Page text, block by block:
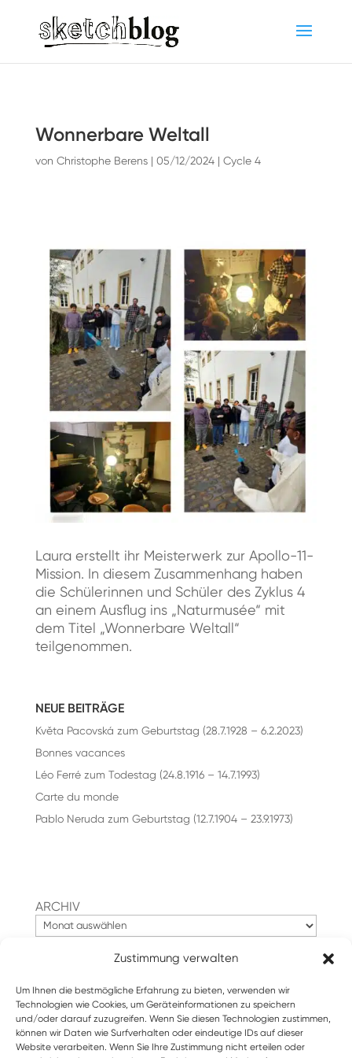
Zustimmung verwalten
Um Ihnen die bestmögliche Erfahrung zu bieten, verwenden wir
Technologien wie Cookies, um Geräteinformationen zu speichern
und/oder darauf zuzugreifen. Wenn Sie diesen Technologien zustimmen,
können wir Daten wie Surfverhalten oder eindeutige IDs auf dieser
Website verarbeiten. Wenn Sie Ihre Zustimmung nicht erteilen oder
Wonnerbare Weltall
von Christophe Berens| 05/12/2024| Cycle 4
Laura erstellt ihr Meisterwerk zur Apollo-11-
Mission. In diesem Zusammenhang haben
die Schülerinnen und Schüler des Zyklus 4
an einem Ausflug ins „Naturmusée“ mit
dem Titel „Wonnerbare Weltall“
teilgenommen.
NEUE BEITRÄGE
Květa Pacovská zum Geburtstag (28.7.1928 – 6.2.2023)
Bonnes vacances
Léo Ferré zum Todestag (24.8.1916 – 14.7.1993)
Carte du monde
Pablo Neruda zum Geburtstag (12.7.1904 – 23.9.1973)
ARCHIV
Suchen